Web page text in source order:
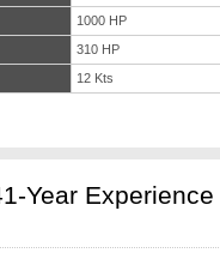
1000 HP
310 HP
12 Kts